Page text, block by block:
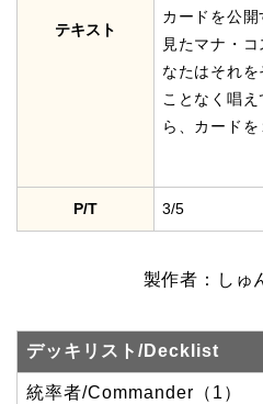
テキスト
カードを公
見たマナ・
なたはそれ
ことなく唱
ら、カードを
P/T 3/5
製作者：しゅ
デッキリスト/Decklist
統率者/Commander（1）